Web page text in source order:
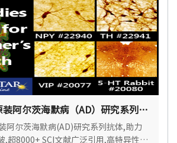
装阿尔茨海默病（AD）研究系列抗
阿尔茨海默病(AD)研究系列抗体,助力
,超8000+ SCI文献广泛引用,高特异性,